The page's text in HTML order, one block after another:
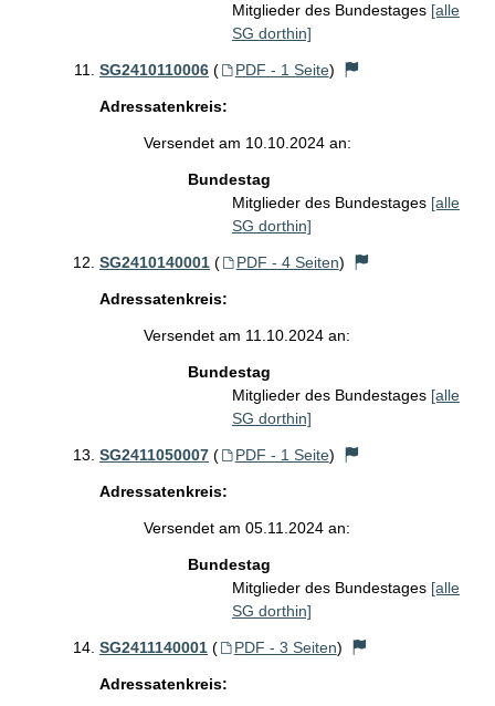
Mitglieder des Bundestages [alle
SG dorthin]
SG2410110006 ( PDF - 1 Seite)
Adressatenkreis:
Versendet am 10.10.2024 an:
Bundestag
Mitglieder des Bundestages [alle
SG dorthin]
SG2410140001 ( PDF - 4 Seiten)
Adressatenkreis:
Versendet am 11.10.2024 an:
Bundestag
Mitglieder des Bundestages [alle
SG dorthin]
SG2411050007 ( PDF - 1 Seite)
Adressatenkreis:
Versendet am 05.11.2024 an:
Bundestag
Mitglieder des Bundestages [alle
SG dorthin]
SG2411140001 ( PDF - 3 Seiten)
Adressatenkreis: